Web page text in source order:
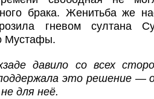
брака. Женитьба же
гневом султана
Мустафы.
давило со всех
это решение —
для неё.